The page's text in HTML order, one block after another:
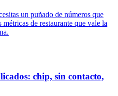
un puñado de números que
de restaurante que vale la
chip, sin contacto,